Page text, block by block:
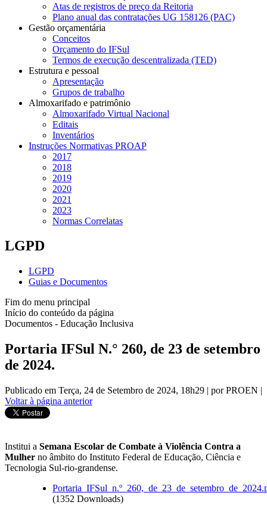
Atas de registros de preço da Reitoria
Plano anual das contratações UG 158126 (PAC)
Gestão orçamentária
Conceitos
Orçamento do IFSul
Termos de execução descentralizada (TED)
Estrutura e pessoal
Apresentação
Grupos de trabalho
Almoxarifado e patrimônio
Almoxarifado Virtual Nacional
Editais
Inventários
Instruções Normativas PROAP
2017
2018
2019
2020
2021
2023
Normas Correlatas
LGPD
LGPD
Guias e Documentos
Fim do menu principal
Início do conteúdo da página
Documentos - Educação Inclusiva
Portaria IFSul N.° 260, de 23 de setembro
de 2024.
Publicado em Terça, 24 de Setembro de 2024, 18h29 | por PROEN |
Voltar à página anterior
Institui a Semana Escolar de Combate à Violência Contra a
Mulher no âmbito do Instituto Federal de Educação, Ciência e
Tecnologia Sul-rio-grandense.
(1352 Downloads)